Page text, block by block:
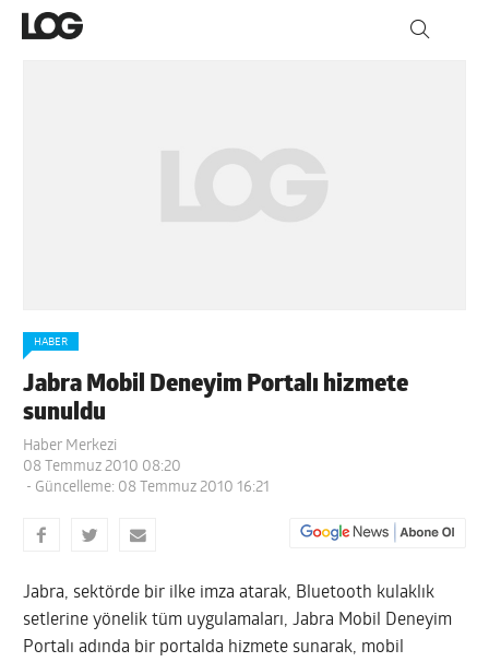
HABER
Jabra Mobil Deneyim Portalı hizmete
sunuldu
Haber Merkezi
08 Temmuz 2010 08:20
- Güncelleme: 08 Temmuz 2010 16:21
Jabra, sektörde bir ilke imza atarak, Bluetooth kulaklık
setlerine yönelik tüm uygulamaları, Jabra Mobil Deneyim
Portalı adında bir portalda hizmete sunarak, mobil